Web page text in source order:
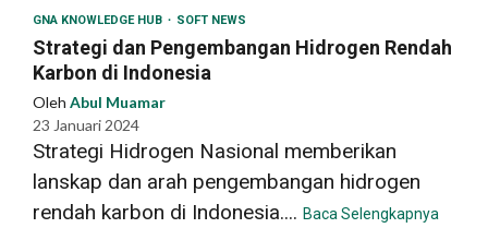
GNA KNOWLEDGE HUB SOFT NEWS
Strategi dan Pengembangan Hidrogen Rendah
Karbon di Indonesia
Oleh Abul Muamar
23 Januari 2024
Strategi Hidrogen Nasional memberikan
lanskap dan arah pengembangan hidrogen
rendah karbon di Indonesia.... Baca Selengkapnya